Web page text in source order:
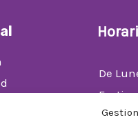
de venta
De